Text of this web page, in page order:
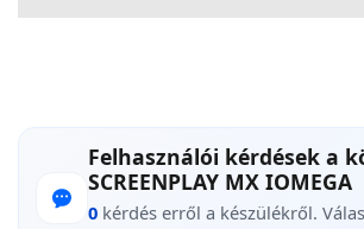
Felhasználói kérdések a
SCREENPLAY MX IOMEGA
0 kérdés erről a készülékről.